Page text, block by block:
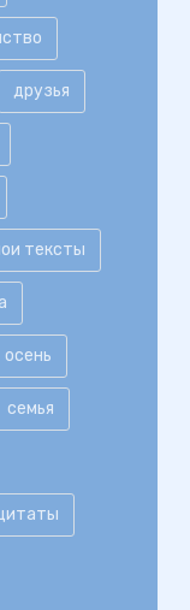
друзья
тексты
осень
семья